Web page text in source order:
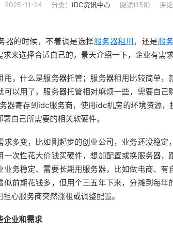
2025-11-24 分类： IDC资讯中心 阅读(158) 评
器的时候，不着调是选择服务器租用 ，还是服
来选择合适自己的，景天介绍一下，企业有需
用，什么是服务器托管；服务器租用比较简单
可以用了。服务器托管相对麻烦一些，需要自
器寄存到idc服务商，使用idc机房的环境资源，
自己所需要的相关软硬件。
求多变，比如刚起步的创业公司，业务还没稳定
一次性花大价钱买硬件，想加配置或换服务器
业务稳定、需要长期用服务器，比如做电商、
似前期花钱多，但用个三五年下来，分摊到每
心服务商突然涨租或调整配置。
企业和需求